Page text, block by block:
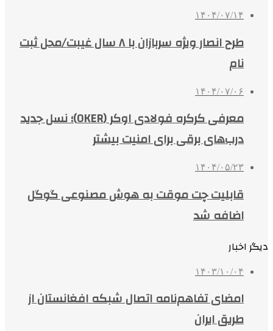
۱۴۰۴/۰۷/۱۴
طرح انصار ویژه سربازان با ۸ سال غیبت/محل ثبت
نام
۱۴۰۴/۰۷/۰۶
معرفی کرکره فولادی اوکر (OKER)؛ نسل جدید
درب‌های برقی برای امنیت بیشتر
۱۴۰۴/۰۵/۲۳
قابلیت چت موقت به هوش مصنوعی گوگل
اضافه شد
دیگر اخبار
۱۴۰۳/۱۰/۰۴
امضای تفاهم‌نامه اتصال شبکه افغانستان از
طریق ایران